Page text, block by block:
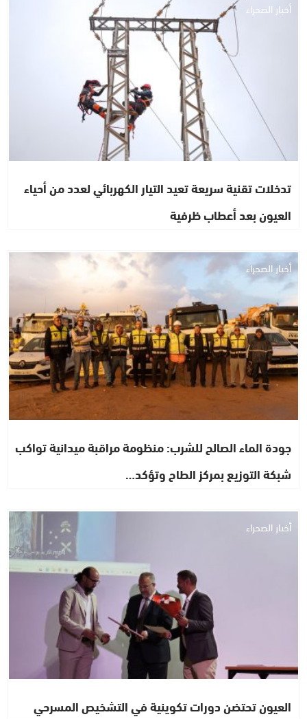
أخبار الصحراء
تدخلات تقنية سريعة تعيد التيار الكهربائي لعدد من أحياء
العيون بعد أعطاب ظرفية
أخبار الصحراء
جودة الماء الصالح للشرب: منظومة مراقبة ميدانية تواكب
شبكة التوزيع بمركز الطاح وتؤكد…
أخبار الصحراء
العيون تحتضن دورات تكوينية في التشخيص المسرحي